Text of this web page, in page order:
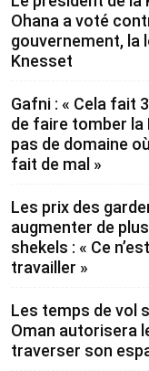
Ohana a voté
gouvernement, la
Knesset
Gafni : « Cela fait
de faire tomber la
pas de domaine
fait de mal »
Les prix des
augmenter de
shekels : « Ce
travailler »
Les temps de vol
Oman autorisera
traverser son